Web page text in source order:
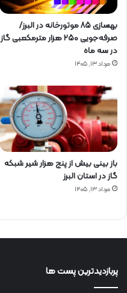
بهسازی ۸۵ موتورخانه در البرز/
صرفه‌جویی ۲۵۰ هزار مترمکعبی گاز
در سه ماه
مرداد ۱۳, ۱۴۰۵
باز بینی بیش از پنج هزار شیر شبکه
گاز در استان البرز
مرداد ۱۳, ۱۴۰۵
پربازدیدترین پست ها